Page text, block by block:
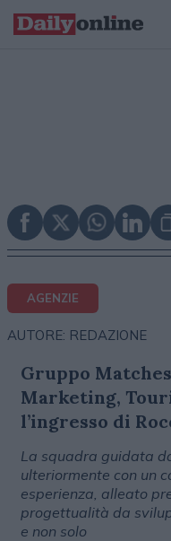
AGENZIE
AUTORE: REDAZIONE
Gruppo
Marketing,
l’ingresso di
La squadra guidata
ulteriormente con un
esperienza, alleato
progettualità da
e non solo